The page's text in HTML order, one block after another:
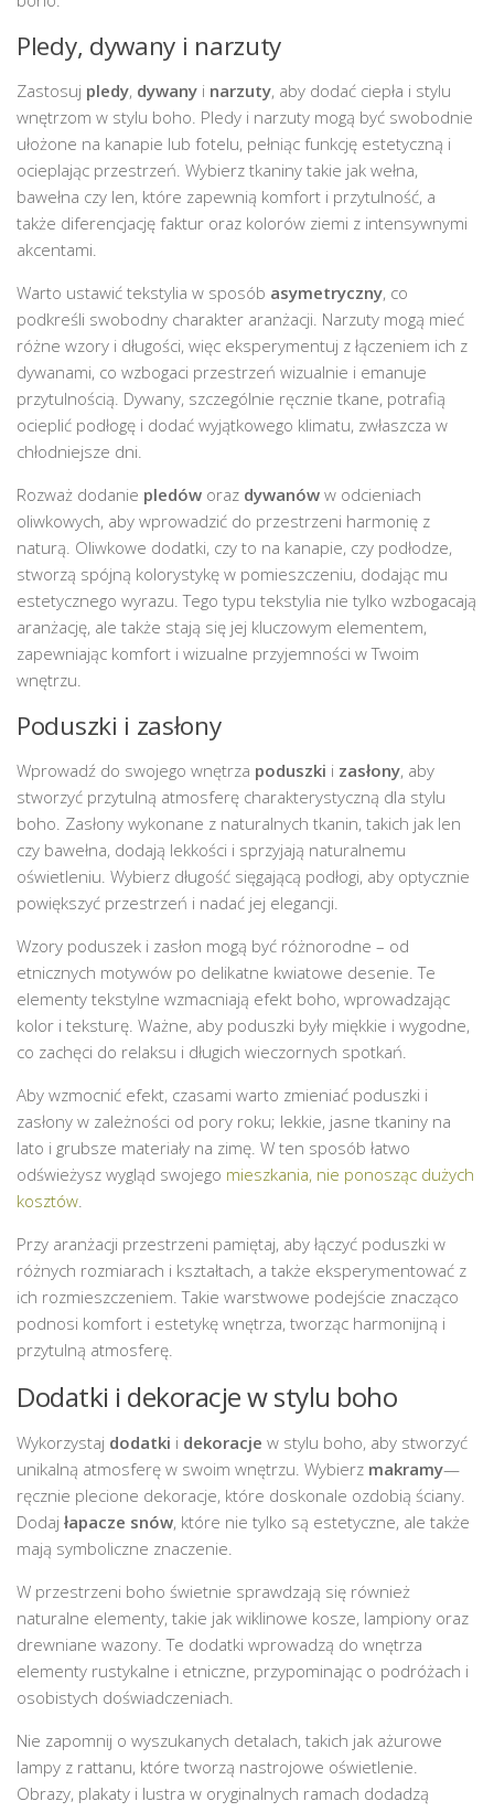
Pledy, dywany i narzuty
Zastosuj pledy, dywany i narzuty, aby dodać ciepła i stylu
wnętrzom w stylu boho. Pledy i narzuty mogą być swobodnie
ułożone na kanapie lub fotelu, pełniąc funkcję estetyczną i
ocieplając przestrzeń. Wybierz tkaniny takie jak wełna,
bawełna czy len, które zapewnią komfort i przytulność, a
także diferencjację faktur oraz kolorów ziemi z intensywnymi
akcentami.
Warto ustawić tekstylia w sposób asymetryczny, co
podkreśli swobodny charakter aranżacji. Narzuty mogą mieć
różne wzory i długości, więc eksperymentuj z łączeniem ich z
dywanami, co wzbogaci przestrzeń wizualnie i emanuje
przytulnością. Dywany, szczególnie ręcznie tkane, potrafią
ocieplić podłogę i dodać wyjątkowego klimatu, zwłaszcza w
chłodniejsze dni.
Rozważ dodanie pledów oraz dywanów w odcieniach
oliwkowych, aby wprowadzić do przestrzeni harmonię z
naturą. Oliwkowe dodatki, czy to na kanapie, czy podłodze,
stworzą spójną kolorystykę w pomieszczeniu, dodając mu
estetycznego wyrazu. Tego typu tekstylia nie tylko wzbogacają
aranżację, ale także stają się jej kluczowym elementem,
zapewniając komfort i wizualne przyjemności w Twoim
wnętrzu.
Poduszki i zasłony
Wprowadź do swojego wnętrza poduszki i zasłony, aby
stworzyć przytulną atmosferę charakterystyczną dla stylu
boho. Zasłony wykonane z naturalnych tkanin, takich jak len
czy bawełna, dodają lekkości i sprzyjają naturalnemu
oświetleniu. Wybierz długość sięgającą podłogi, aby optycznie
powiększyć przestrzeń i nadać jej elegancji.
Wzory poduszek i zasłon mogą być różnorodne – od
etnicznych motywów po delikatne kwiatowe desenie. Te
elementy tekstylne wzmacniają efekt boho, wprowadzając
kolor i teksturę. Ważne, aby poduszki były miękkie i wygodne,
co zachęci do relaksu i długich wieczornych spotkań.
Aby wzmocnić efekt, czasami warto zmieniać poduszki i
zasłony w zależności od pory roku; lekkie, jasne tkaniny na
lato i grubsze materiały na zimę. W ten sposób łatwo
odświeżysz wygląd swojego mieszkania, nie ponosząc dużych
kosztów
Przy aranżacji przestrzeni pamiętaj, aby łączyć poduszki w
różnych rozmiarach i kształtach, a także eksperymentować z
ich rozmieszczeniem. Takie warstwowe podejście znacząco
podnosi komfort i estetykę wnętrza, tworząc harmonijną i
przytulną atmosferę.
Dodatki i dekoracje w stylu boho
Wykorzystaj dodatki i dekoracje w stylu boho, aby stworzyć
unikalną atmosferę w swoim wnętrzu. Wybierz makramy—
ręcznie plecione dekoracje, które doskonale ozdobią ściany.
Dodaj łapacze snów, które nie tylko są estetyczne, ale także
mają symboliczne znaczenie.
W przestrzeni boho świetnie sprawdzają się również
naturalne elementy, takie jak wiklinowe kosze, lampiony oraz
drewniane wazony. Te dodatki wprowadzą do wnętrza
elementy rustykalne i etniczne, przypominając o podróżach i
osobistych doświadczeniach.
Nie zapomnij o wyszukanych detalach, takich jak ażurowe
lampy z rattanu, które tworzą nastrojowe oświetlenie.
Obrazy, plakaty i lustra w oryginalnych ramach dodadzą